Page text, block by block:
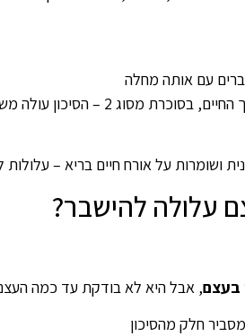
ושומרות על אורח חיים בריא – עלולות
עלולה להישבר?
בעצם, אבל היא לא בודקת עד כמה